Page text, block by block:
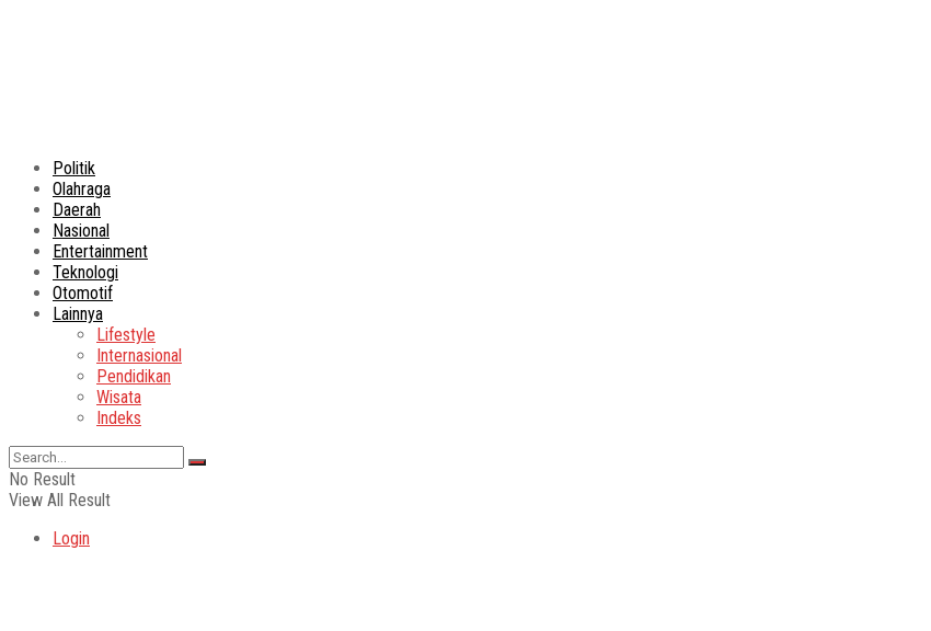
Politik
Olahraga
Daerah
Nasional
Entertainment
Teknologi
Otomotif
Lainnya
Lifestyle
Internasional
Pendidikan
Wisata
Indeks
No Result
View All Result
Login